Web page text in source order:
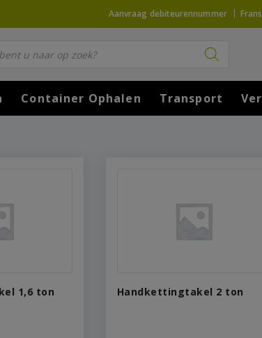
Aanvraag debiteurennummer
Container Ophalen Transport
1,6 ton Handkettingtakel 2 ton